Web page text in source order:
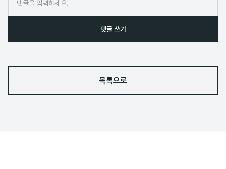
댓글 쓰기
목록으로